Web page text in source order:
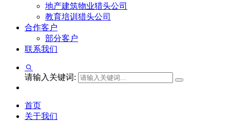
地产建筑物业猎头公司
教育培训猎头公司
合作客户
部分客户
联系我们
请输入关键词:
首页
关于我们